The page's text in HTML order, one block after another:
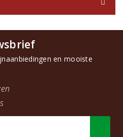
en mooiste